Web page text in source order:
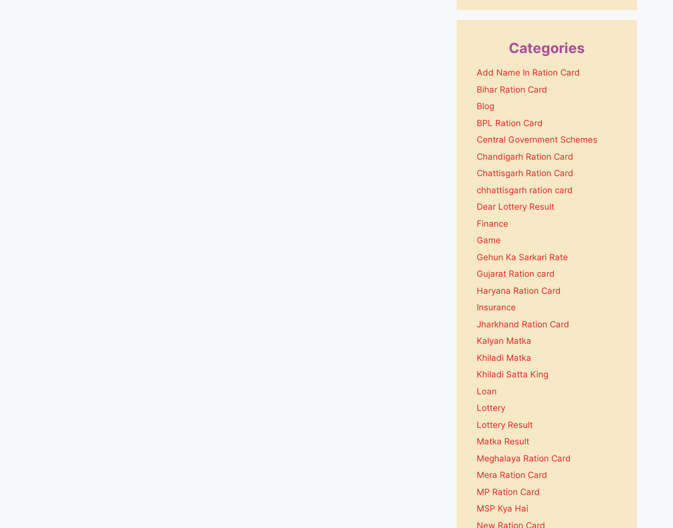
Categories
Add Name In Ration Card
Bihar Ration Card
Blog
BPL Ration Card
Central Government Schemes
Chandigarh Ration Card
Chattisgarh Ration Card
chhattisgarh ration card
Dear Lottery Result
Finance
Game
Gehun Ka Sarkari Rate
Gujarat Ration card
Haryana Ration Card
Insurance
Jharkhand Ration Card
Kalyan Matka
Khiladi Matka
Khiladi Satta King
Loan
Lottery
Lottery Result
Matka Result
Meghalaya Ration Card
Mera Ration Card
MP Ration Card
MSP Kya Hai
New Ration Card